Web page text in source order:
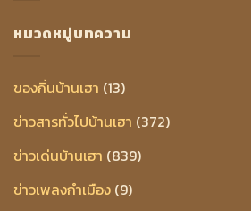
หมวดหมู่บทความ
ของกิ๋นบ้านเฮา (13)
ข่าวสารทั่วไปบ้านเฮา (372)
ข่าวเด่นบ้านเฮา (839)
ข่าวเพลงกำเมือง (9)